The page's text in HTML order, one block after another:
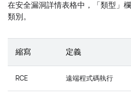
在安全漏洞詳情表格中，「類型」
類別。
縮寫 定義
RCE 遠端程式碼執行